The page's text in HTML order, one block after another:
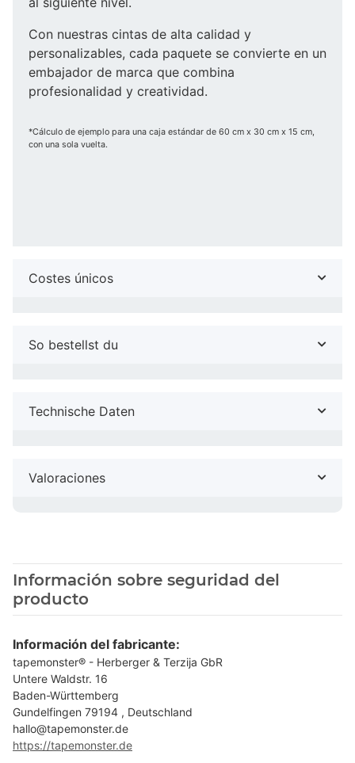
Con nuestras cintas de alta calidad y
personalizables, cada paquete se convierte en un
embajador de marca que combina
profesionalidad y creatividad.
*Cálculo de ejemplo para una caja estándar de 60 cm x 30 cm x 15 cm,
con una sola vuelta.
Costes únicos
So bestellst du
Technische Daten
Valoraciones
Información sobre seguridad del
producto
Información del fabricante:
tapemonster® - Herberger & Terzija GbR
Untere Waldstr. 16
Baden-Württemberg
Gundelfingen 79194 , Deutschland
hallo@tapemonster.de
https://tapemonster.de